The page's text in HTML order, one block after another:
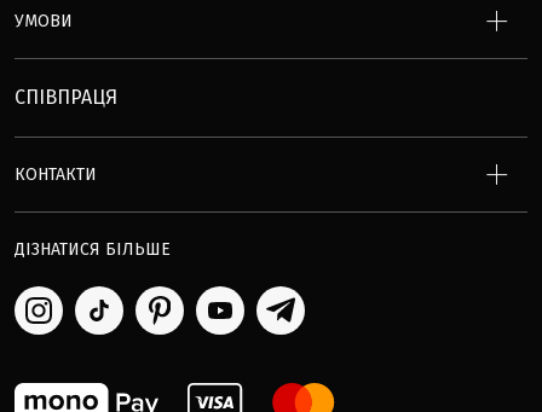
УМОВИ
СПІВПРАЦЯ
КОНТАКТИ
ДІЗНАТИСЯ БІЛЬШЕ